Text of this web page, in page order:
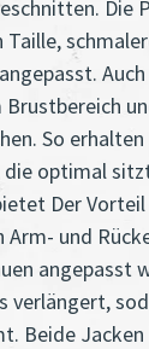
Die
So
die optimal
Der
und
angepasst
verlängert,
Beide